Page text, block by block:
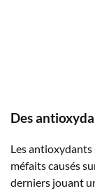
Des
Les
méfaits causés
derniers jouant